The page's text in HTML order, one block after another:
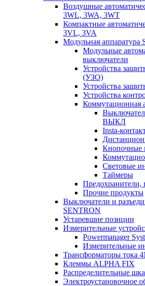
Воздушные
3WL, 3WA, 3WT
Компактные
3VL, 3VA
Модульная аппаратура
Модульные
выключатели
Устройства
(УЗО)
Устройства
Устройства
Коммутационная
ВЫКЛ
Insta-
Кнопочные
Световые
Таймеры
Предохранители,
Прочие продукты
Выключатели и
SENTRON
Устаревшие позиции
Измерительные
Powermanager
Измерительные
Трансформаторы тока
Клеммы ALPHA FIX
Распределительные
Электроустановочное